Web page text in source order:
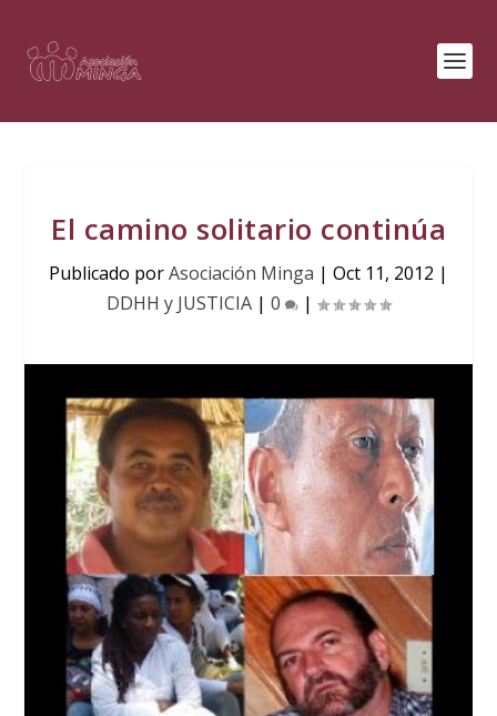
El camino solitario continúa
Publicado porAsociación Minga | Oct 11, 2012 |
DDHH y JUSTICIA | 0 |